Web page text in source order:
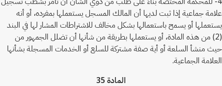
علامة جماعية إذا ثبت لديها أن المالك المسجل يستعملها بمفرده، أو أنه
يستعملها أو يسمح باستعمالها بشكل مخالف للاشتراطات المشار لها في البند
(2) من هذه المادة، أو يستعملها بطريقة من شأنها أن تضلل الجمهور من
حيث منشأ السلعة أو أية صفة مشتركة للسلع أو الخدمات المسجلة بشأنها
العلامة الجماعية.
المادة 35